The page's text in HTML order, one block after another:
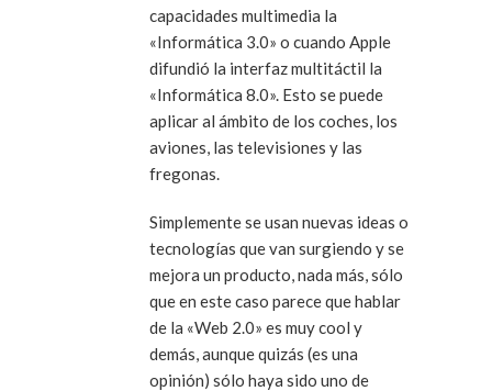
capacidades multimedia la
«Informática 3.0» o cuando Apple
difundió la interfaz multitáctil la
«Informática 8.0». Esto se puede
aplicar al ámbito de los coches, los
aviones, las televisiones y las
fregonas.
Simplemente se usan nuevas ideas o
tecnologías que van surgiendo y se
mejora un producto, nada más, sólo
que en este caso parece que hablar
de la «Web 2.0» es muycool y
demás, aunque quizás (es una
opinión) sólo haya sido uno de